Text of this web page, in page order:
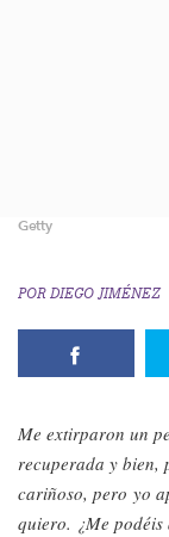
Getty
POR DIEGO JIMÉNEZ
Me extirparon un
recuperada y bien,
cariñoso, pero yo
quiero. ¿Me